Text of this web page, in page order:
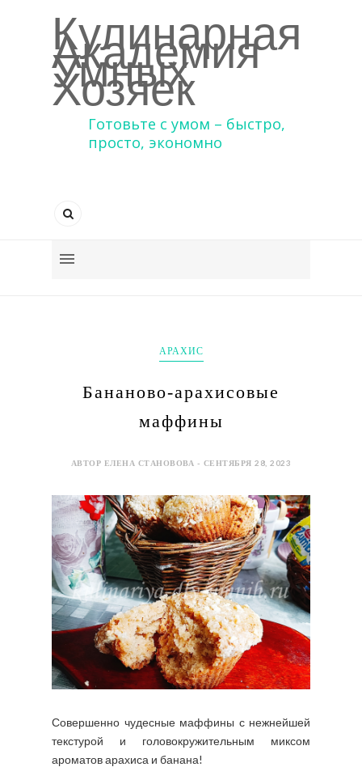
Кулинарная
Академия
Умных
Хозяек
Готовьте с умом – быстро,
просто, экономно
АРАХИС
Бананово-арахисовые
маффины
АВТОР ЕЛЕНА СТАНОВОВА - СЕНТЯБРЯ 28, 2023
Совершенно чудесные маффины с нежнейшей
текстурой и головокружительным миксом
ароматов арахиса и банана!